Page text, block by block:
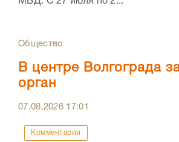
Общество
В центре Волгограда
орган
07.08.2026 17:01
Комментарии